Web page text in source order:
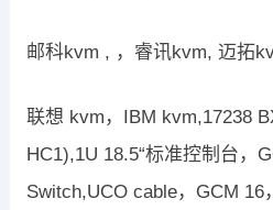
邮科kvm , ，睿讯kvm, 迈拓
联想 kvm，IBM kvm,17238
HC1),1U 18.5“标准控制台，
Switch,UCO cable，GCM 16